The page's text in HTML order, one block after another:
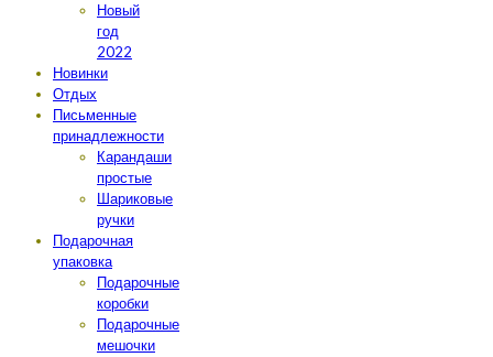
Новый
год
2022
Новинки
Отдых
Письменные
принадлежности
Карандаши
простые
Шариковые
ручки
Подарочная
упаковка
Подарочные
коробки
Подарочные
мешочки